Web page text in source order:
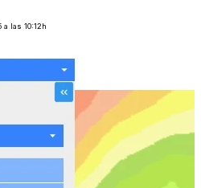
las 10:12h